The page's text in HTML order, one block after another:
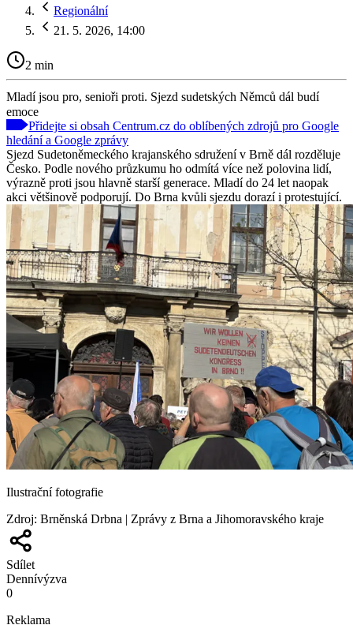
Regionální
21. 5. 2026, 14:00
2 min
Mladí jsou pro, senioři proti. Sjezd sudetských Němců dál budí
emoce
Přidejte si obsah Centrum.cz do oblíbených zdrojů pro Google
hledání a Google zprávy
Sjezd Sudetoněmeckého krajanského sdružení v Brně dál rozděluje
Česko. Podle nového průzkumu ho odmítá více než polovina lidí,
výrazně proti jsou hlavně starší generace. Mladí do 24 let naopak
akci většinově podporují. Do Brna kvůli sjezdu dorazí i protestující.
Ilustrační fotografie
Zdroj: Brněnská Drbna | Zprávy z Brna a Jihomoravského kraje
Sdílet
Dennívýzva
0
Reklama